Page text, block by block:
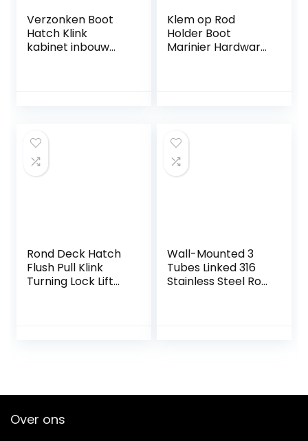
Verzonken Boot
Hatch Klink
kabinet inbouw
Klem op Rod
Holder Boot
Marinier Hardware
Rond Deck Hatch
Flush Pull Klink
Turning Lock Lift
Wall-Mounted 3
Tubes Linked 316
Stainless Steel Rod
Over ons